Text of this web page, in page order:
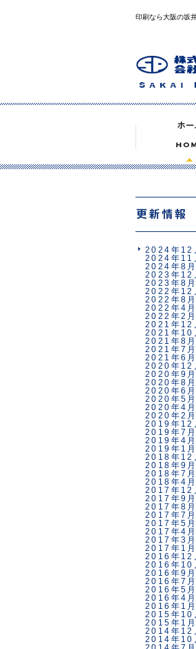
印刷なら大阪の坂
2024年12
2024年11
2024年8月
2023年12
2023年8月
2022年12
2022年8月
2022年4月
2022年2月
2021年12
2021年10
2021年8月
2021年7月
2021年6月
2020年12
2020年9月
2020年8月
2020年6月
2020年5月
2020年4月
2020年2月
2019年12
2019年7月
2019年4月
2019年1月
2018年12
2018年9月
2018年7月
2018年4月
2017年12
2017年9月
2017年8月
2017年7月
2017年5月
2017年4月
2017年3月
2017年1月
2016年12
2016年10
2016年9月
2016年7月
2016年5月
2016年4月
2016年1月
2015年10
2015年1月
2014年12
2014年10